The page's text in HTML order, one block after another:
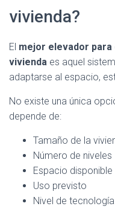
vivienda?
El mejor elevador para
vivienda es aquel
adaptarse al espacio,
No existe una única
depende de:
Tamaño de la
Número de niveles
Espacio disponible
Uso previsto
Nivel de